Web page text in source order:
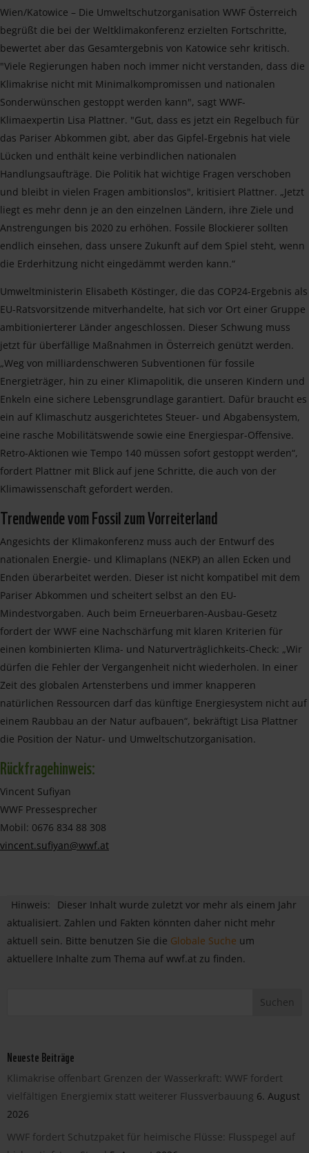
Wien/Katowice – Die Umweltschutzorganisation WWF Österreich
begrüßt die bei der Weltklimakonferenz erzielten Fortschritte,
bewertet aber das Gesamtergebnis von Katowice sehr kritisch.
"Viele Regierungen haben noch immer nicht verstanden, dass die
Klimakrise nicht mit Minimalkompromissen und nationalen
Sonderwünschen gestoppt werden kann", sagt WWF-
Klimaexpertin Lisa Plattner. "Gut, dass es jetzt ein Regelbuch für
das Pariser Abkommen gibt, aber das Gipfel-Ergebnis hat viele
Lücken und enthält keine verbindlichen nationalen
Handlungsaufträge. Die Politik hat wichtige Fragen verschoben
und bleibt in vielen Fragen ambitionslos", kritisiert Plattner. „Jetzt
liegt es mehr denn je an den einzelnen Ländern, ihre Ziele und
Anstrengungen bis 2020 zu erhöhen. Fossile Blockierer sollten
endlich einsehen, dass unsere Zukunft auf dem Spiel steht, wenn
die Erderhitzung nicht eingedämmt werden kann.“
Umweltministerin Elisabeth Köstinger, die das COP24-Ergebnis als
EU-Ratsvorsitzende mitverhandelte, hat sich vor Ort einer Gruppe
ambitionierterer Länder angeschlossen. Dieser Schwung muss
jetzt für überfällige Maßnahmen in Österreich genützt werden.
„Weg von milliardenschweren Subventionen für fossile
Energieträger, hin zu einer Klimapolitik, die unseren Kindern und
Enkeln eine sichere Lebensgrundlage garantiert. Dafür braucht es
ein auf Klimaschutz ausgerichtetes Steuer- und Abgabensystem,
eine rasche Mobilitätswende sowie eine Energiespar-Offensive.
Retro-Aktionen wie Tempo 140 müssen sofort gestoppt werden“,
fordert Plattner mit Blick auf jene Schritte, die auch von der
Klimawissenschaft gefordert werden.
Trendwende vom Fossil zum Vorreiterland
Angesichts der Klimakonferenz muss auch der Entwurf des
nationalen Energie- und Klimaplans (NEKP) an allen Ecken und
Enden überarbeitet werden. Dieser ist nicht kompatibel mit dem
Pariser Abkommen und scheitert selbst an den EU-
Mindestvorgaben. Auch beim Erneuerbaren-Ausbau-Gesetz
fordert der WWF eine Nachschärfung mit klaren Kriterien für
einen kombinierten Klima- und Naturverträglichkeits-Check: „Wir
dürfen die Fehler der Vergangenheit nicht wiederholen. In einer
Zeit des globalen Artensterbens und immer knapperen
natürlichen Ressourcen darf das künftige Energiesystem nicht auf
einem Raubbau an der Natur aufbauen“, bekräftigt Lisa Plattner
die Position der Natur- und Umweltschutzorganisation.
Rückfragehinweis:
Vincent Sufiyan
WWF Pressesprecher
Mobil: 0676 834 88 308
vincent.sufiyan@wwf.at
Hinweis:
Dieser Inhalt wurde zuletzt vor mehr als einem Jahr
aktualisiert. Zahlen und Fakten könnten daher nicht mehr
aktuell sein. Bitte benutzen Sie die Globale Suche um
aktuellere Inhalte zum Thema auf wwf.at zu finden.
Neueste Beiträge
Klimakrise offenbart Grenzen der Wasserkraft: WWF fordert
vielfältigen Energiemix statt weiterer Flussverbauung 6. August
2026
WWF fordert Schutzpaket für heimische Flüsse: Flusspegel auf